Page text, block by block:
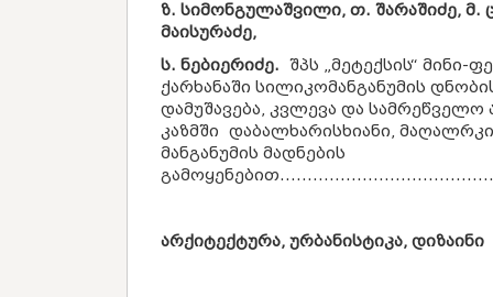
ზ. სიმონგულაშვილი, თ. შარაშიძე, მ.
მაისურაძე,
ს. ნებიერიძე. შპს „მეტექსის“ მინი-
ქარხანაში სილიკომანგანუმის
დამუშავება, კვლევა და სამრეწველო
კაზმში დაბალხარისხიანი,
მანგანუმის მადნების
არქიტექტურა, ურბანისტიკა, დიზაინი